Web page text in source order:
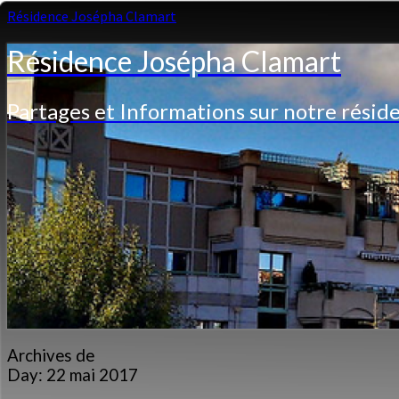
Résidence Josépha Clamart
Résidence Josépha Clamart
Partages et Informations sur notre
Archives de
Day: 22 mai 2017